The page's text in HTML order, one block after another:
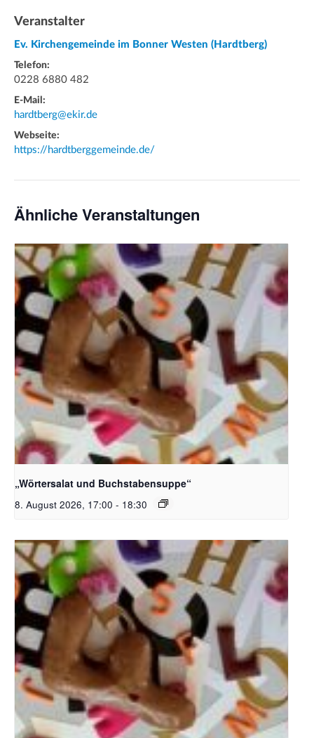
Veranstalter
Ev. Kirchengemeinde im Bonner Westen (Hardtberg)
Telefon:
0228 6880 482
E-Mail:
hardtberg@ekir.de
Webseite:
https://hardtberggemeinde.de/
Ähnliche Veranstaltungen
Bildquelle_ Pixabay Free_Christoph Meinersmann
„Wörtersalat und Buchstabensuppe“
8. August 2026, 17:00 - 18:30